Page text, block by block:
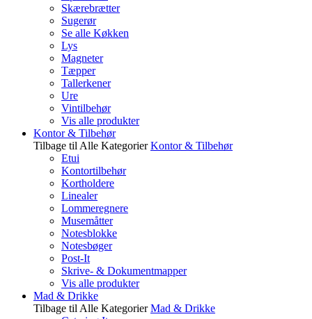
Skærebrætter
Sugerør
Se alle Køkken
Lys
Magneter
Tæpper
Tallerkener
Ure
Vintilbehør
Vis alle produkter
Kontor & Tilbehør
Tilbage til Alle Kategorier Kontor & Tilbehør
Etui
Kontortilbehør
Kortholdere
Linealer
Lommeregnere
Musemåtter
Notesblokke
Notesbøger
Post-It
Skrive- & Dokumentmapper
Vis alle produkter
Mad & Drikke
Tilbage til Alle Kategorier Mad & Drikke